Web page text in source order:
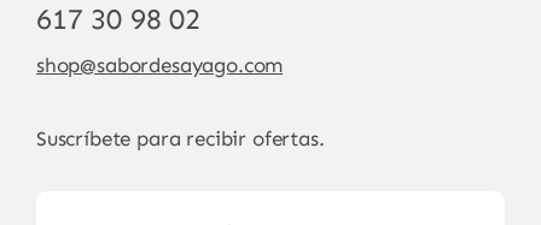
617 30 98 02
shop@sabordesayago.com
Suscríbete para recibir ofertas.